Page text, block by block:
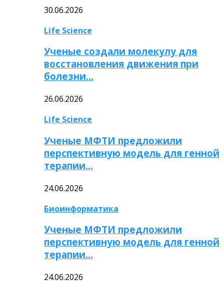
30.06.2026
Life Science
Ученые создали молекулу для
восстановления движения при
болезни…
26.06.2026
Life Science
Ученые МФТИ предложили
перспективную модель для генной
терапии…
24.06.2026
Биоинформатика
Ученые МФТИ предложили
перспективную модель для генной
терапии…
24.06.2026